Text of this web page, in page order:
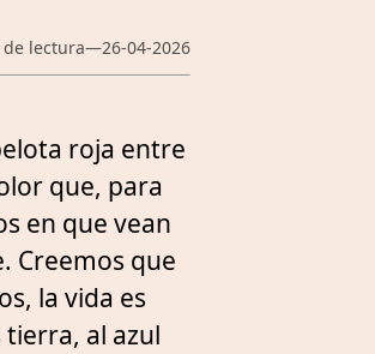
lectura—26-04-2026
roja entre
que, para
en que vean
Creemos que
la vida es
al azul